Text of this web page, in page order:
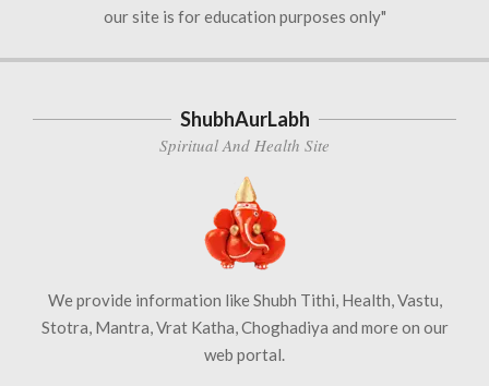
our site is for education purposes only"
ShubhAurLabh
Spiritual And Health Site
We provide information like Shubh Tithi, Health, Vastu,
Stotra, Mantra, Vrat Katha, Choghadiya and more on our
web portal.